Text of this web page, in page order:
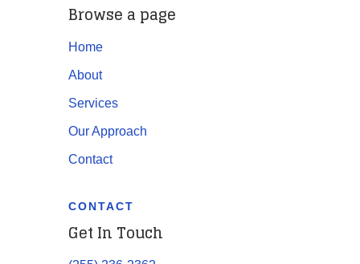
Browse a page
Home
About
Services
Our Approach
Contact
CONTACT
Get In Touch